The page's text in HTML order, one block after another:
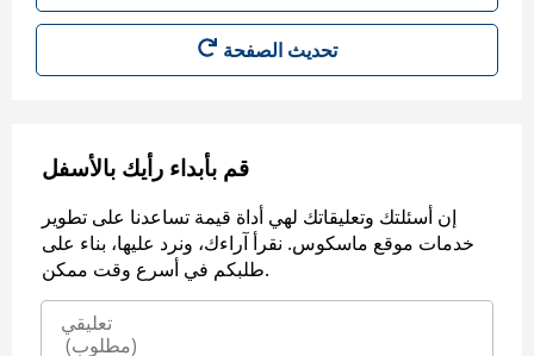
تحديث الصفحة
قم بأبداء رأيك بالأسفل
إن أسئلتك وتعليقاتك لهي أداة قيمة تساعدنا على تطوير
خدمات موقع ماسكوس. نقرأ آراءك، ونرد عليها، بناء على
طلبكم في أسرع وقت ممكن.